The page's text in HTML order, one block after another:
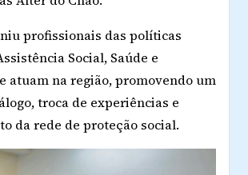
profissionais das políticas
Social, Saúde e
atuam na região, promovendo um
troca de experiências e
da rede de proteção social.